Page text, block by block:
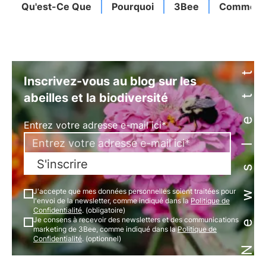
Qu'est-Ce Que Pourquoi 3Bee Comment
Newsletter
Inscrivez-vous au blog sur les
abeilles et la biodiversité
Entrez votre adresse e-mail ici*
S'inscrire
J'accepte que mes données personnelles soient traitées pour
l'envoi de la newsletter, comme indiqué dans laPolitique de
Confidentialité. (obligatoire)
Je consens à recevoir des newsletters et des communications
marketing de 3Bee, comme indiqué dans laPolitique de
Confidentialité. (optionnel)